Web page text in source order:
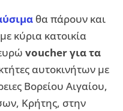
θα πάρουν και
κύρια κατοικία
voucher για τα
αυτοκινήτων με
Βορείου Αιγαίου,
Κρήτης, στην